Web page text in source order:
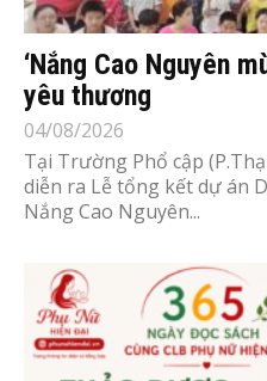
‘Nắng Cao Nguyên
yêu thương
04/08/2026
Tại Trường Phổ cập
diễn ra Lễ tổng kết dự án
Nắng Cao Nguyên...